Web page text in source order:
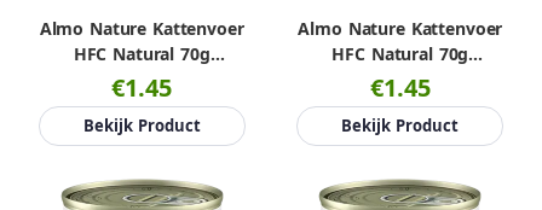
Almo Nature Kattenvoer
HFC Natural 70g
kippenborst
€1.45
Bekijk Product
Almo Nature Kattenvoer
HFC Natural 70g
kippenbout
€1.45
Bekijk Product